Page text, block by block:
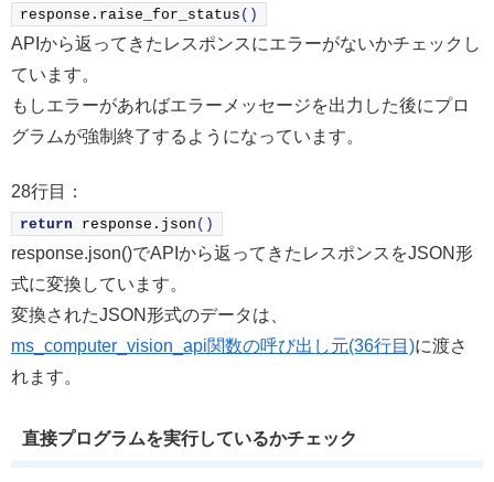
response. raise_for_status ()
APIから返ってきたレスポンスにエラーがないかチェックし
ています。
もしエラーがあればエラーメッセージを出力した後にプロ
グラムが強制終了するようになっています。
28行目：
return response. json ()
response.json()でAPIから返ってきたレスポンスをJSON形
式に変換しています。
変換されたJSON形式のデータは、
ms_computer_vision_api関数の呼び出し元(36行目)に渡さ
れます。
直接プログラムを実行しているかチェック